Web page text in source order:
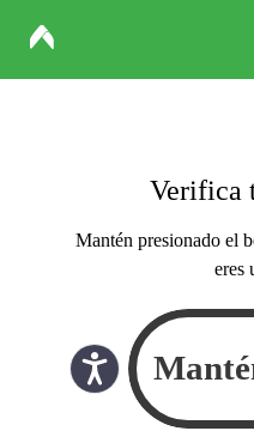
Verifica
Mantén presionado el
eres